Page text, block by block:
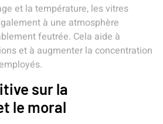
et la température, les vitres
à une atmosphère
feutrée. Cela aide à
et à augmenter la concentration
sur la
le moral